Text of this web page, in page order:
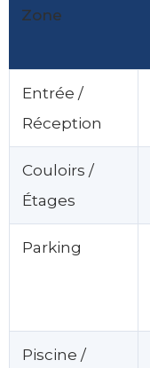
Zone
Entrée /
Réception
Couloirs /
Étages
Parking
Piscine /